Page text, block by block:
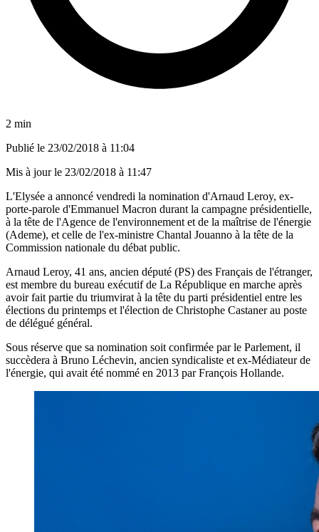
2 min
Publié le 23/02/2018 à 11:04
Mis à jour le 23/02/2018 à 11:47
L'Elysée a annoncé vendredi la nomination d'Arnaud Leroy, ex-
porte-parole d'Emmanuel Macron durant la campagne présidentielle,
à la tête de l'Agence de l'environnement et de la maîtrise de l'énergie
(Ademe), et celle de l'ex-ministre Chantal Jouanno à la tête de la
Commission nationale du débat public.
Arnaud Leroy, 41 ans, ancien député (PS) des Français de l'étranger,
est membre du bureau exécutif de La République en marche après
avoir fait partie du triumvirat à la tête du parti présidentiel entre les
élections du printemps et l'élection de Christophe Castaner au poste
de délégué général.
Sous réserve que sa nomination soit confirmée par le Parlement, il
succèdera à Bruno Léchevin, ancien syndicaliste et ex-Médiateur de
l'énergie, qui avait été nommé en 2013 par François Hollande.